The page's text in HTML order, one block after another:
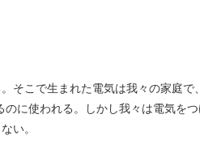
そこで生まれた電気は我々の家庭で
に使われる。しかし我々は電気を
い。